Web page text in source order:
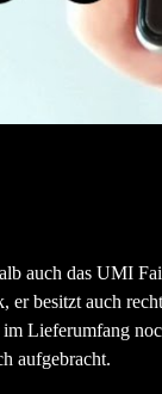
auch das UMI
besitzt auch
Lieferumfang
aufgebracht.